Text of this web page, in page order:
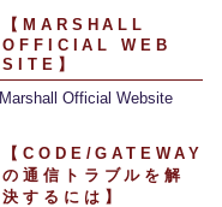
【MARSHALL
OFFICIAL WEB
SITE】
Marshall Official Website
【CODE/GATEWAY
の通信トラブルを解
決するには】